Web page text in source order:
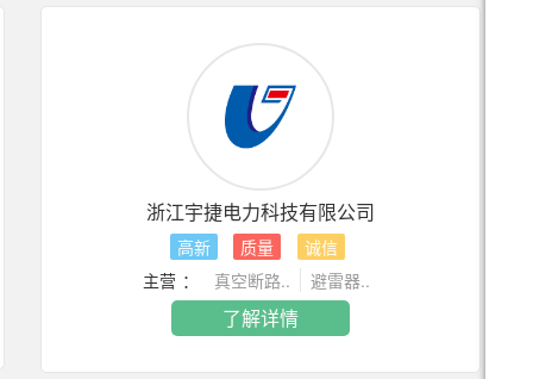
浙江宇捷电力科技有限公司
高新 质量
诚信
主营 ：
真空断路.. 避雷器..
了解详情